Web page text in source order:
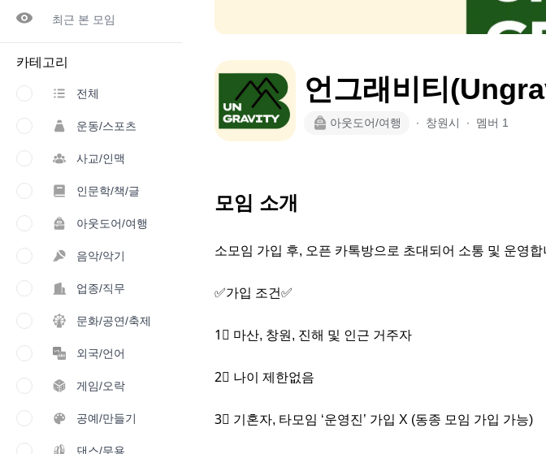
최근 본 모임
카테고리
전체
운동/스포츠
사교/인맥
인문학/책/글
아웃도어/여행
음악/악기
업종/직무
문화/공연/축제
외국/언어
게임/오락
공예/만들기
댄스/무용
언그래비티
아웃도어/여행 ∙ 창원시 ∙ 멤버 1
모임 소개
소모임 가입 후, 오픈 카톡방으로 초대되어 소통 및 운영합
✅가입 조건✅
1⃣ 마산, 창원, 진해 및 인근 거주자
2⃣ 나이 제한없음
3⃣ 기혼자, 타모임 ‘운영진’ 가입 X (동종 모임 가입 가능)